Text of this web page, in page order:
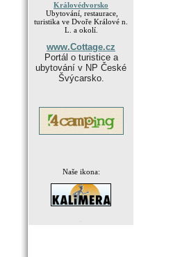
Královédvorsko
Ubytování, restaurace,
turistika ve Dvoře Králové n.
L. a okolí.
www.Cottage.cz
Portál o turistice a
ubytování v NP České
Švýcarsko.
Naše ikona: